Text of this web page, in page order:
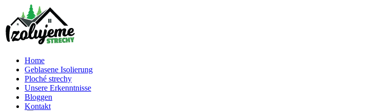
content
Home
Geblasene Isolierung
Ploché strechy
Unsere Erkenntnisse
Bloggen
Kontakt